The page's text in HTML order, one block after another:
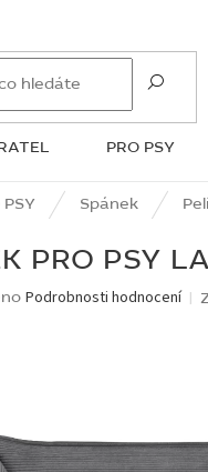
PRO PSY
PSY Spánek
PRO PSY
Podrobnosti hodnocení